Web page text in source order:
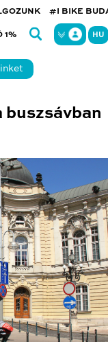
#I BIKE
1% HU
buszsávban